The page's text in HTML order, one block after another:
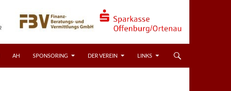
AH SPONSORING DER VEREIN LINKS